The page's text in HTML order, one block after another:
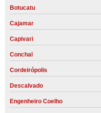
Botucatu
Cajamar
Capivari
Conchal
Cordeirópolis
Descalvado
Engenheiro Coelho